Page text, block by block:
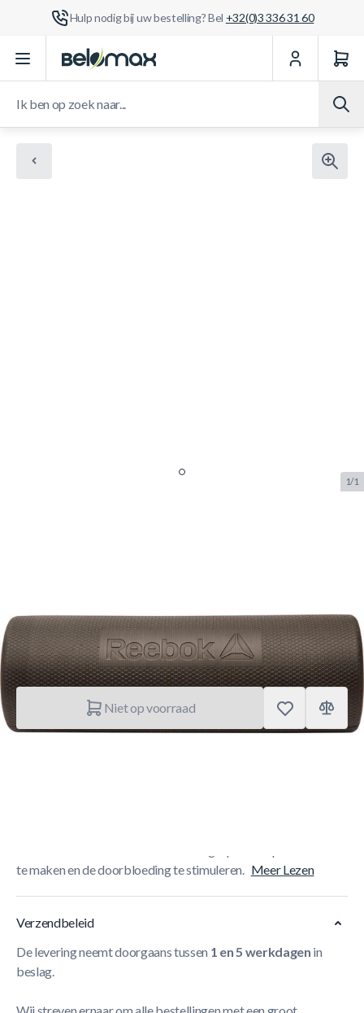
Hulp nodig bij uw bestelling? Bel +32(0)3 336 31 60
Ga naar de inhoud
1/1
SKU:RB.RSYG-16009 Merk:Reebok
€ 29,95
Niet op voorraad
te maken en de doorbloeding te stimuleren. Meer Lezen
Verzendbeleid
De levering neemt doorgaans tussen 1 en 5 werkdagen in
beslag.